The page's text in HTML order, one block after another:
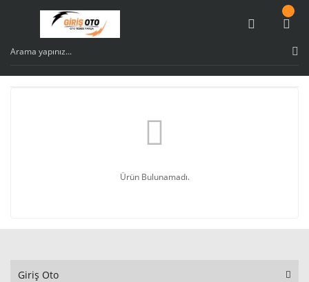
Ürün Bulunamadı.
Giriş Oto